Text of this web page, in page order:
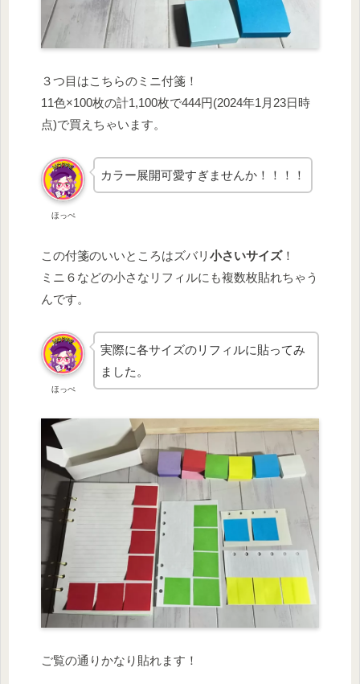
３つ目はこちらのミニ付箋！
11色×100枚の計1,100枚で444円(2024年1月23日時
点)で買えちゃいます。
ほっぺ
カラー展開可愛すぎませんか！！！！
この付箋のいいところはズバリ 小さいサイズ！
ミニ６などの小さなリフィルにも複数枚貼れちゃう
んです。
ほっぺ
実際に各サイズのリフィルに貼ってみ
ました。
ご覧の通りかなり貼れます！